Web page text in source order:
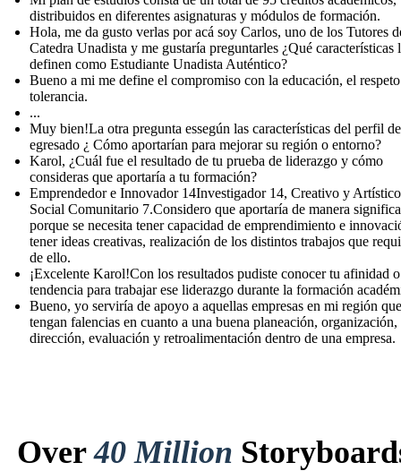
distribuidos en diferentes asignaturas y módulos de formación.
Hola, me da gusto verlas por acá soy Carlos, uno de los Tutores
Catedra Unadista y me gustaría preguntarles ¿Qué características
definen como Estudiante Unadista Auténtico?
Bueno a mi me define el compromiso con la educación, el
tolerancia.
...
Muy bien!La otra pregunta essegún las características del perfil de
egresado ¿ Cómo aportarían para mejorar su región o entorno?
Karol, ¿Cuál fue el resultado de tu prueba de liderazgo y cómo
consideras que aportaría a tu formación?
Emprendedor e Innovador 14Investigador 14, Creativo y
Social Comunitario 7.Considero que aportaría de manera
porque se necesita tener capacidad de emprendimiento e
tener ideas creativas, realización de los distintos trabajos que
de ello.
¡Excelente Karol!Con los resultados pudiste conocer tu afinidad o
tendencia para trabajar ese liderazgo durante la formación
Bueno, yo serviría de apoyo a aquellas empresas en mi región que
tengan falencias en cuanto a una buena planeación, organización,
dirección, evaluación y retroalimentación dentro de una empresa.
Over40 Million